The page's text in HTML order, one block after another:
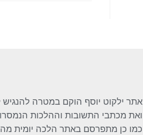
אתר ילקוט יוסף הוקם במטרה להנגיש
ואת מכתבי התשובות וההלכות
כמו כן מתפרסם באתר הלכה יומית